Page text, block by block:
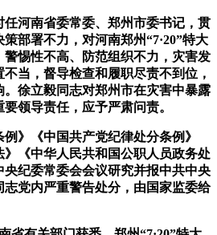
河南省委常委、郑州市委书记，贯
部署不力，对河南郑州“7·20”特大
惕性不高、防范组织不力，灾害发
当，督导检查和履职尽责不到位，
徐立毅同志对郑州市在灾害中暴露
领导责任，应予严肃问责。
》《中国共产党纪律处分条例》
》《中华人民共和国公职人员政务处
纪委常委会会议研究并报中共中央
党内严重警告处分，由国家监委给